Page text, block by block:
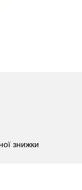
знижки